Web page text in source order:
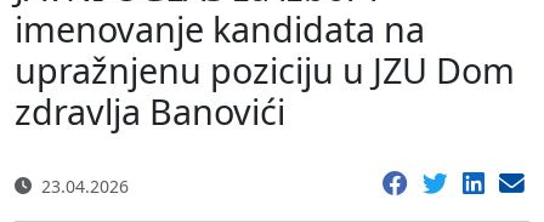
imenovanje kandidata na
upražnjenu poziciju u JZU Dom
zdravlja Banovići
23.04.2026